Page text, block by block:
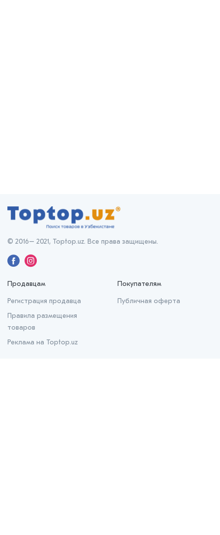
Продавцам
Регистрация продавца
Правила размещения
товаров
Реклама на Toptop.uz
Покупателям
Публичная оферта
© 2016– 2021, Toptop.uz. Все права защищены.